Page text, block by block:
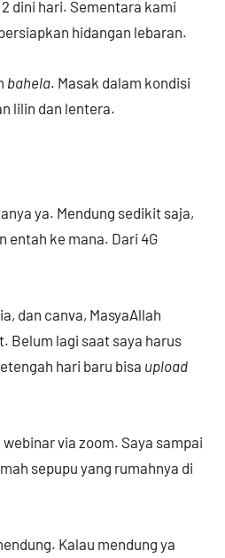
dini hari. Sementara kami
hidangan lebaran.
bahela. Masak dalam kondisi
lilin dan lentera.
ya. Mendung sedikit saja,
entah ke mana. Dari 4G
dan canva, MasyaAllah
Belum lagi saat saya harus
hari baru bisa upload
via zoom. Saya sampai
sepupu yang rumahnya di
Kalau mendung ya